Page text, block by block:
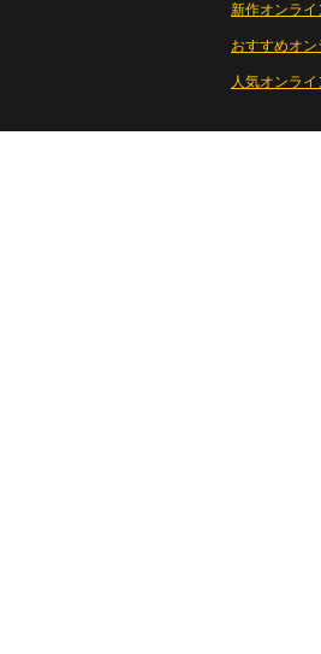
新作オンライ
おすすめオ
人気オンラ